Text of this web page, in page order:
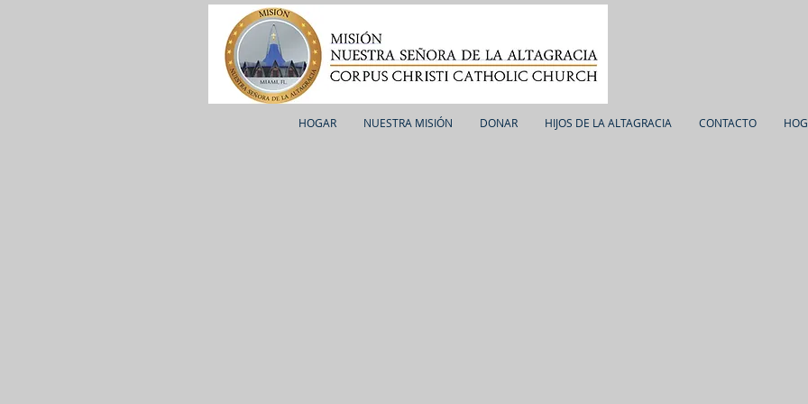
HOGAR NUESTRA MISIÓN DONAR HIJOS DE LA ALTAGRACIA CONTACTO